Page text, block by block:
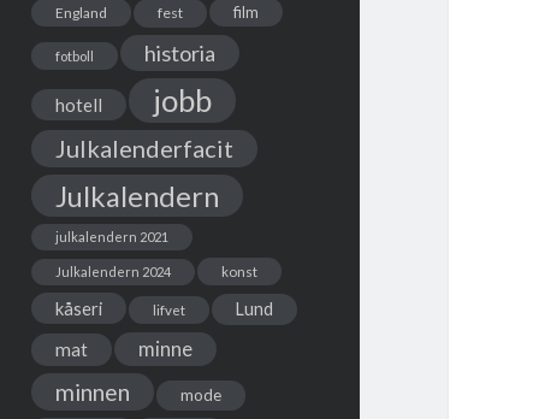
England fest film
fotboll historia
hotell jobb
Julkalenderfacit
Julkalendern
julkalendern 2021
Julkalendern 2024 konst
kåseri lifvet Lund
mat minne
minnen mode